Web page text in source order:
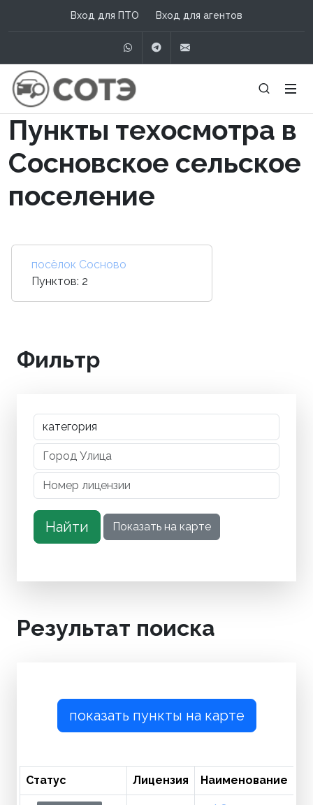
Вход для ПТО Вход для агентов
WhatsAppTelegram
Пункты техосмотра в
Сосновское сельское
поселение
посёлок Сосново
Пунктов: 2
Фильтр
Результат поиска
показать пункты на карте
Статус Лицензия Наименование